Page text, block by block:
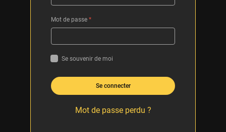
Mot de passe *
Se souvenir de moi
Se connecter
Mot de passe perdu ?